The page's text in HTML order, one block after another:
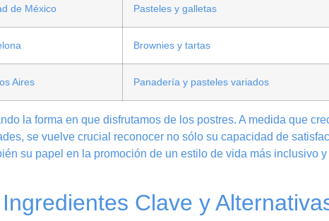
de México Pasteles y galletas
Brownies y tartas
Aires Panadería y pasteles variados
la forma en que disfrutamos de los postres. A medida que
se vuelve crucial reconocer no sólo su capacidad de
su papel en la promoción de un estilo de vida más inclusivo y
Clave y